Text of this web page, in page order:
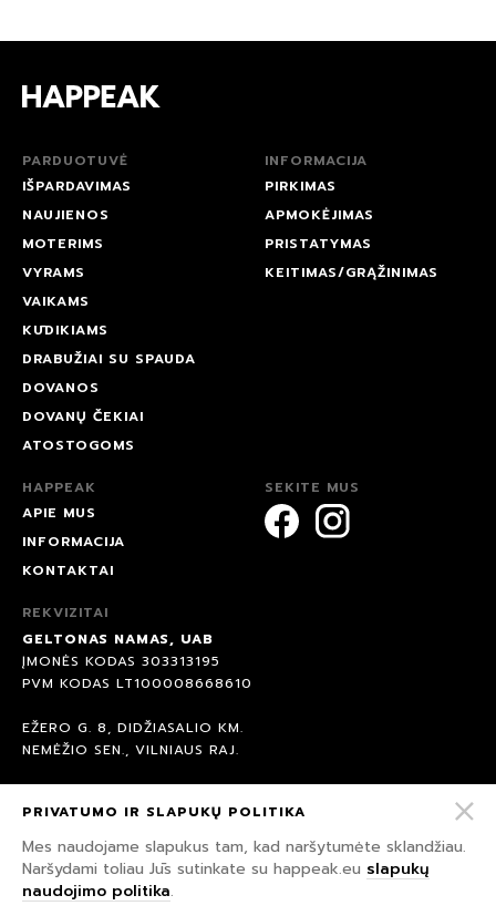
PARDUOTUVĖ
IŠPARDAVIMAS
NAUJIENOS
MOTERIMS
VYRAMS
VAIKAMS
KŪDIKIAMS
DRABUŽIAI SU SPAUDA
DOVANOS
DOVANŲ ČEKIAI
ATOSTOGOMS
INFORMACIJA
PIRKIMAS
APMOKĖJIMAS
PRISTATYMAS
KEITIMAS/GRĄŽINIMAS
HAPPEAK
APIE MUS
INFORMACIJA
KONTAKTAI
SEKITE MUS
REKVIZITAI
GELTONAS NAMAS, UAB
ĮMONĖS KODAS 303313195
PVM KODAS LT100008668610
EŽERO G. 8, DIDŽIASALIO KM.
NEMĖŽIO SEN., VILNIAUS RAJ.
BANKO KODAS 70440
A/S: LT847044060007958891
© 2026 HAPPEAK.
PRIVATUMO IR SLAPUKŲ POLITIKA
Mes naudojame slapukus tam, kad naršytumėte sklandžiau.
Naršydami toliau Jūs sutinkate su happeak.eu slapukų
naudojimo politika.